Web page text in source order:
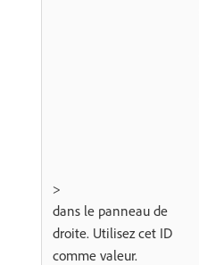
>
dans le panneau de
droite. Utilisez cet ID
comme valeur.